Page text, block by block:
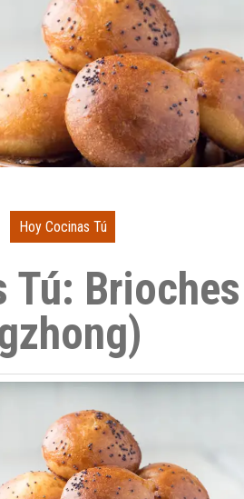
Hoy Cocinas Tú
Tú: Brioches